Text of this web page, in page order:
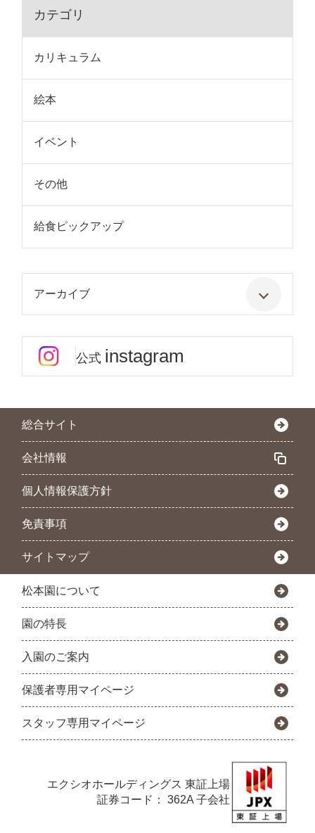
カテゴリ
カリキュラム
絵本
イベント
その他
給食ピックアップ
アーカイブ
公式 instagram
総合サイト
会社情報
個人情報保護方針
免責事項
サイトマップ
松本園について
園の特長
入園のご案内
保護者専用マイページ
スタッフ専用マイページ
エクシオホールディングス 東証上場
証券コード： 362A 子会社